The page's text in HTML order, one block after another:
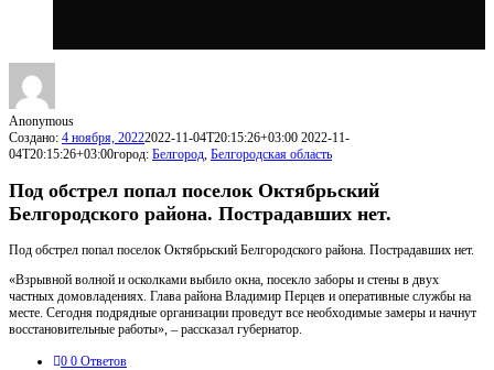
Anonymous
Создано: 4 ноября, 20222022-11-04T20:15:26+03:00 2022-11-
04T20:15:26+03:00город: Белгород, Белгородская область
Под обстрел попал поселок Октябрьский
Белгородского района. Пострадавших нет.
Под обстрел попал поселок Октябрьский Белгородского района. Пострадавших нет.
«Взрывной волной и осколками выбило окна, посекло заборы и стены в двух
частных домовладениях. Глава района Владимир Перцев и оперативные службы на
месте. Сегодня подрядные организации проведут все необходимые замеры и начнут
восстановительные работы», – рассказал губернатор.
0 0 Ответов